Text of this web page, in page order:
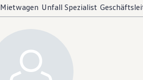
Mietwagen Unfall Spezialist